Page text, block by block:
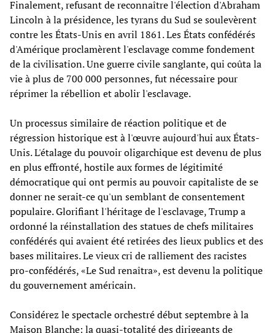
Finalement, refusant de reconnaître l'élection d'Abraham
Lincoln à la présidence, les tyrans du Sud se soulevèrent
contre les États-Unis en avril 1861. Les États confédérés
d'Amérique proclamèrent l'esclavage comme fondement
de la civilisation. Une guerre civile sanglante, qui coûta la
vie à plus de 700 000 personnes, fut nécessaire pour
réprimer la rébellion et abolir l'esclavage.
Un processus similaire de réaction politique et de
régression historique est à l'œuvre aujourd'hui aux États-
Unis. L'étalage du pouvoir oligarchique est devenu de plus
en plus effronté, hostile aux formes de légitimité
démocratique qui ont permis au pouvoir capitaliste de se
donner ne serait-ce qu'un semblant de consentement
populaire. Glorifiant l'héritage de l'esclavage, Trump a
ordonné la réinstallation des statues de chefs militaires
confédérés qui avaient été retirées des lieux publics et des
bases militaires. Le vieux cri de ralliement des racistes
pro-confédérés, «Le Sud renaîtra», est devenu la politique
du gouvernement américain.
Considérez le spectacle orchestré début septembre à la
Maison Blanche: la quasi-totalité des dirigeants de